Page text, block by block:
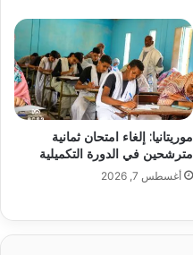
موريتانيا: إلغاء امتحان ثمانية
مترشحين في الدورة التكميلية
أغسطس 7, 2026